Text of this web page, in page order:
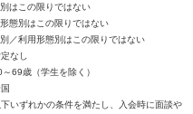
はこの限りではない
態別はこの限りではない
／利用形態別はこの限りではない
なし
69歳（学生を除く）
いずれかの条件を満たし、入会時に面談や